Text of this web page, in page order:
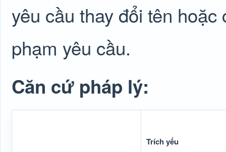
yêu cầu thay đổi tên
phạm yêu cầu.
Căn cứ pháp lý:
Trích yếu